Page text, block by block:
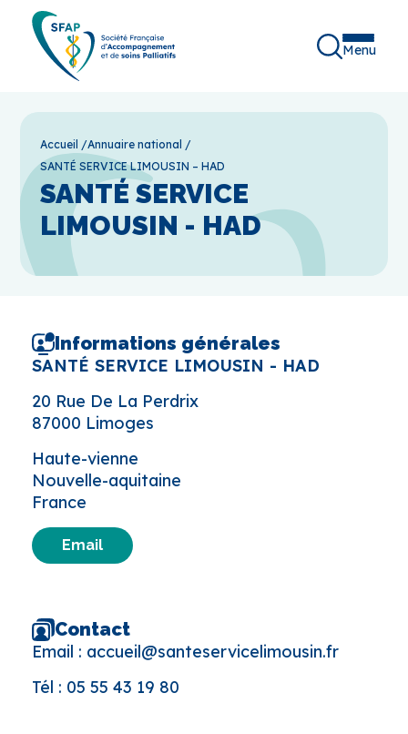
Menu
Accueil /Annuaire national /
SANTÉ SERVICE LIMOUSIN – HAD
SANTÉ SERVICE
LIMOUSIN - HAD
Informations générales
SANTÉ SERVICE LIMOUSIN - HAD
20 Rue De La Perdrix
87000 Limoges
Haute-vienne
Nouvelle-aquitaine
France
Email
Contact
Email : accueil@santeservicelimousin.fr
Tél : 05 55 43 19 80